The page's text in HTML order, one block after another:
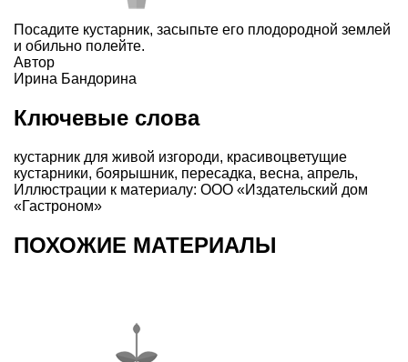
Посадите кустарник, засыпьте его плодородной землей
и обильно полейте.
Автор
Ирина Бандорина
Ключевые слова
кустарник для живой изгороди, красивоцветущие
кустарники, боярышник, пересадка, весна, апрель,
Иллюстрации к материалу: ООО «Издательский дом
«Гастроном»
ПОХОЖИЕ МАТЕРИАЛЫ